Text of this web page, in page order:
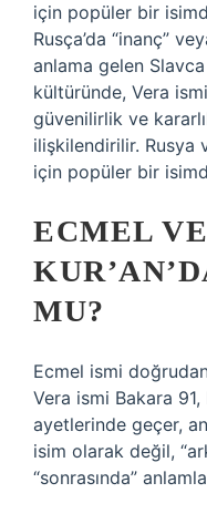
için popüler bir
Rusça’da “inanç”
anlama gelen
kültüründe, Vera
güvenilirlik ve
ilişkilendirilir. Rusya
için popüler bir
ECMEL
MU?
Ecmel ismi doğrudan
Vera ismi Bakara
ayetlerinde geçer,
isim olarak değil,
“sonrasında”